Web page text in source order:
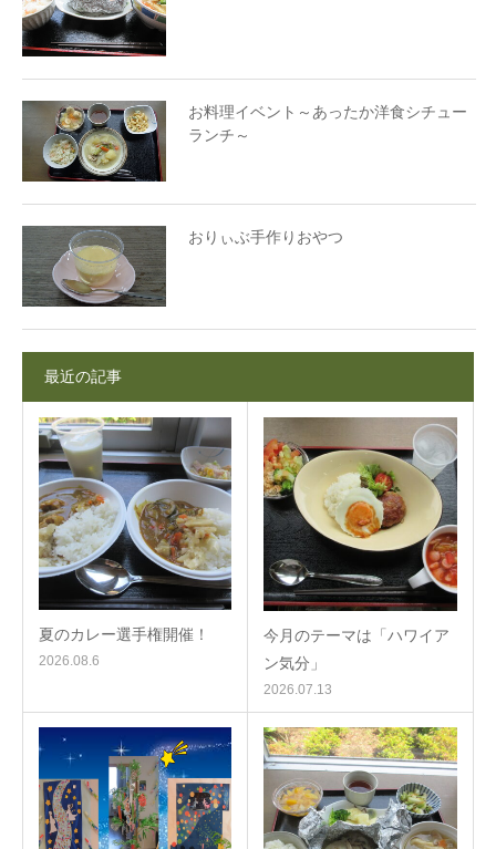
お料理イベント～あったか洋食シチュー
ランチ～
おりぃぶ手作りおやつ
最近の記事
夏のカレー選手権開催！
2026.08.6
今月のテーマは「ハワイア
ン気分」
2026.07.13